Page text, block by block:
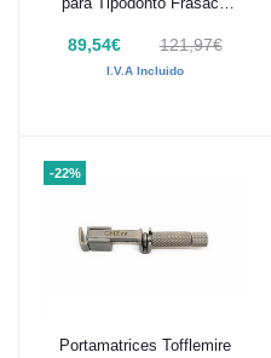
89,54€ 121,97€
I.V.A Incluido
-22%
Añadir al carrito
Portamatrices Tofflemire